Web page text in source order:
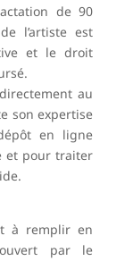
de 90
l’artiste est
et le droit
au
son expertise
en ligne
et pour traiter
à remplir en
par le